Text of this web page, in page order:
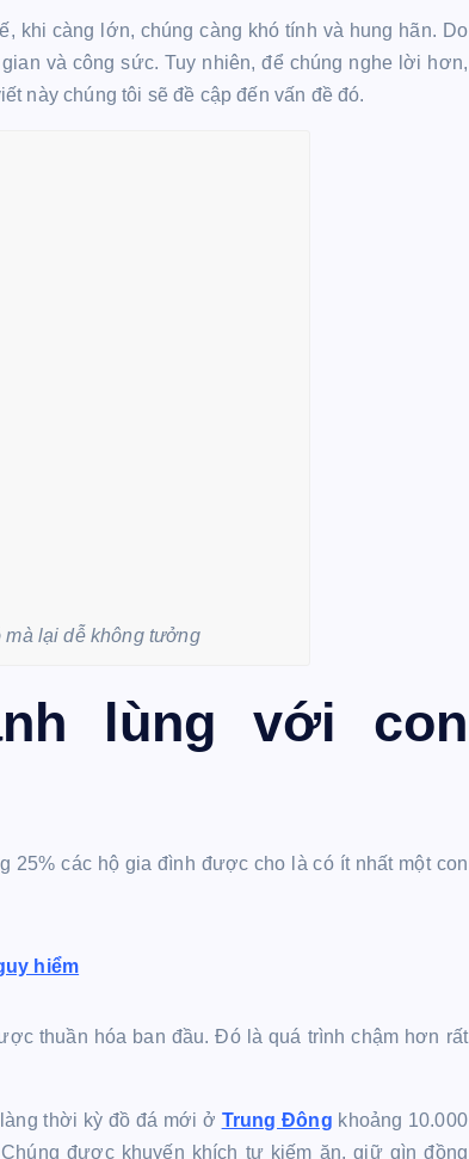
khi càng lớn, chúng càng khó tính và hung hãn. Do
và công sức. Tuy nhiên, để chúng nghe lời hơn,
này chúng tôi sẽ đề cập đến vấn đề đó.
lại dễ không tưởng
lùng với con
25% các hộ gia đình được cho là có ít nhất một con
hiểm
thuần hóa ban đầu. Đó là quá trình chậm hơn rất
thời kỳ đồ đá mới ở Trung Đông khoảng 10.000
được khuyến khích tự kiếm ăn, giữ gìn đồng